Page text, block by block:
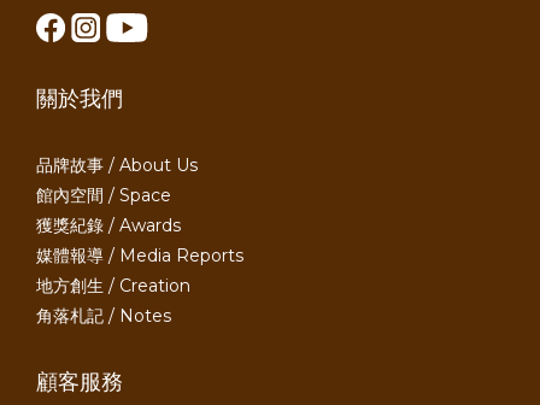
關於我們
品牌故事 / About Us
館內空間 / Space
獲獎紀錄 / Awards
媒體報導 / Media Reports
地方創生 / Creation
角落札記 / Notes
顧客服務